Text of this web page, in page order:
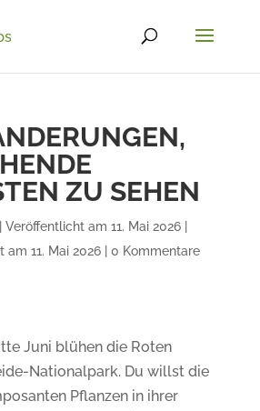
ZU SEHEN
Veröffentlicht am 11. Mai 2026 |
11. Mai 2026| 0 Kommentare
Juni blühen die Roten
Nationalpark. Du willst die
Pflanzen in ihrer